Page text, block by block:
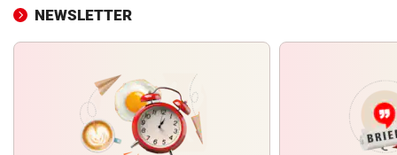
NEWSLETTER